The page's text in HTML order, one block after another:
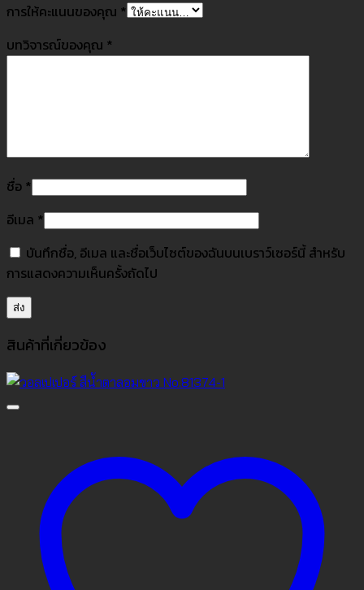
การให้คะแนนของคุณ *
บทวิจารณ์ของคุณ *
ชื่อ *
อีเมล *
บันทึกชื่อ, อีเมล และชื่อเว็บไซต์ของฉันบนเบราว์เซอร์นี้ สำหรับ
การแสดงความเห็นครั้งถัดไป
สินค้าที่เกี่ยวข้อง